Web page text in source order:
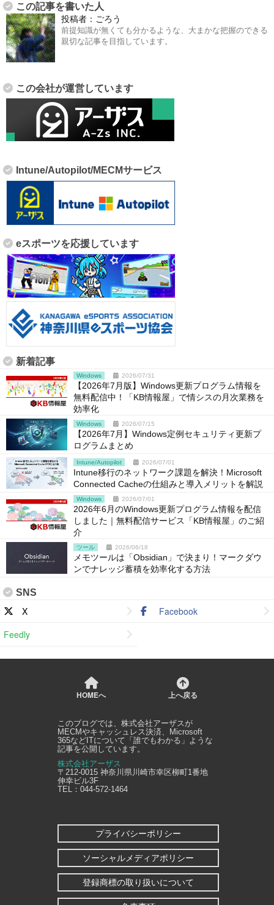
この記事を書いた人
投稿者： ごろう
前提知識が無くても分かるような、大まかな把握のできる
親切な記事を目指しています。
この会社が運営しています
Intune/Autopilot/MECMサービス
eスポーツを応援しています
新着記事
Windows 2026/07/31
【2026年7月版】Windows更新プログラム情報を
無料配信中！「KB情報屋」で情シスの月次業務を
効率化
Windows 2026/07/15
【2026年7月】Windows定例セキュリティ更新プ
ログラムまとめ
Intune/Autopilot 2026/07/01
Intune移行のネットワーク課題を解決！Microsoft
Connected Cacheの仕組みと導入メリットを解説
Windows 2026/07/01
2026年6月のWindows更新プログラム情報を配信
しました｜無料配信サービス「KB情報屋」のご紹
介
ツール 2026/06/18
メモツールは「Obsidian」で決まり！マークダウ
ンでナレッジ蓄積を効率化する方法
SNS
X
Facebook
Feedly
HOMEへ 上へ戻る
このブログでは、 株式会社アーザス が
MECMやキャッシュレス決済、Microsoft
365などITについて「誰でもわかる」ような
記事を公開しています。
株式会社アーザス
〒212-0015 神奈川県 川崎市幸区柳町1番地
伸幸ビル3F
TEL： 044-572-1464
プライバシーポリシー
ソーシャルメディアポリシー
登録商標の取り扱いについて